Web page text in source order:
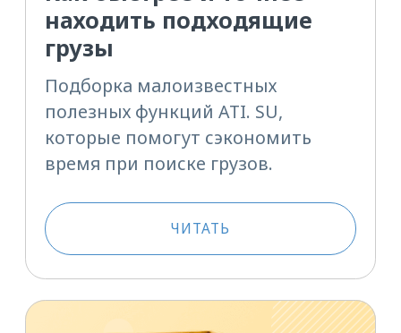
ЧИТАТЬ
не связаться с мошенниками,
защитить свои грузы
или не остаться без оплаты.
или оплаты — памятка
для участников ATI.SU